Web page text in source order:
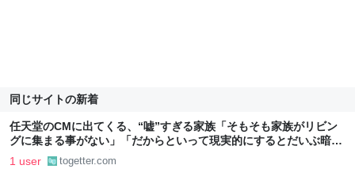
同じサイトの新着
任天堂のCMに出てくる、“嘘”すぎる家族「そもそも家族がリビン
グに集まる事がない」「だからといって現実的にするとだいぶ暗い
CMになっちゃいそう」
1 user togetter.com